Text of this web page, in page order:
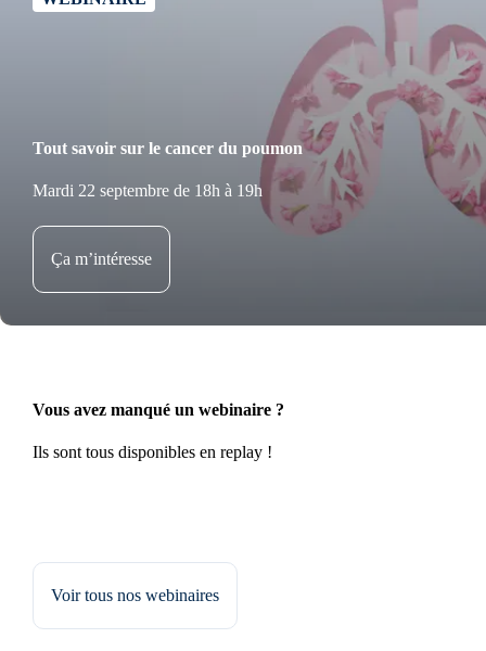
Tout savoir sur le cancer du poumon
Mardi 22 septembre de 18h à 19h
Ça m’intéresse
Vous avez manqué un webinaire ?
Ils sont tous disponibles en replay !
Voir tous nos webinaires